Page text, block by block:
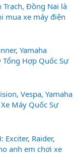
Trạch, Đồng Nai là
mua xe máy điện
Yamaha
Tổng Hợp Quốc Sự
Vespa, Yamaha
Máy Quốc Sự
Exciter, Raider,
anh em chơi xe